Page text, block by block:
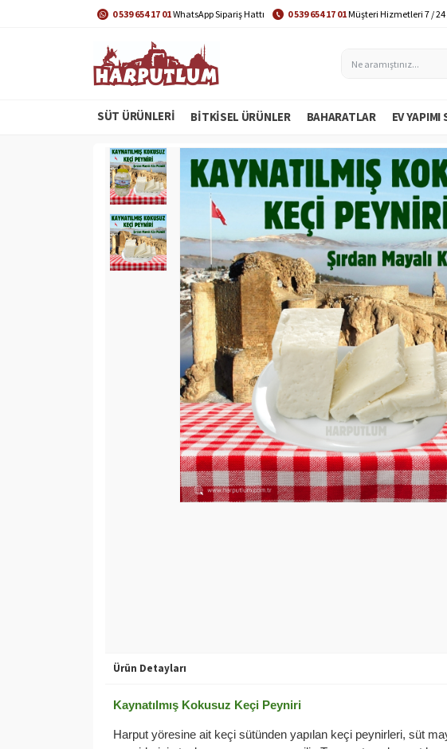
0 539 654 17 01WhatsApp Sipariş Hattı 0 539 654 17 01Müşteri Hizmetleri 7 / 24
SÜT ÜRÜNLERİ BITKISEL ÜRÜNLER BAHARATLAR EV YAPIMI
Ürün Detayları
Kaynatılmış Kokusuz Keçi Peyniri
Harput yöresine ait keçi sütünden yapılan keçi peynirleri, süt